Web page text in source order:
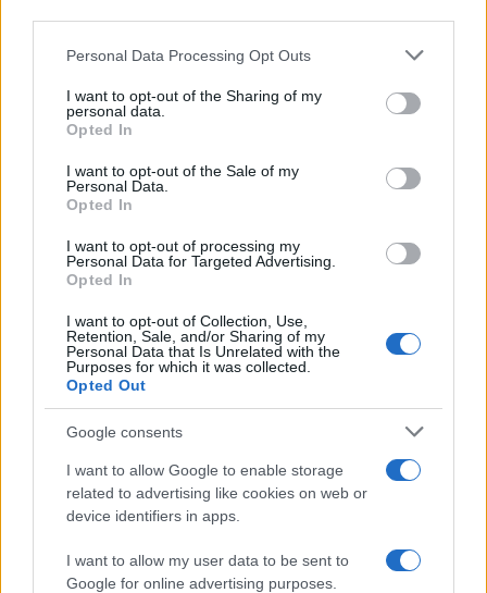
Please note that this website/app uses one or more Google
not limited to your visit or usage behaviour. You may click to
grant or deny consent to Google and its third-party tags to
use your data for below specified purposes in below Google
consent section.
Personal Data Processing Opt Outs
I want to opt-out of the Sharing of my
personal data.
Opted In
I want to opt-out of the Sale of my
Personal Data.
Opted In
I want to opt-out of processing my
Personal Data for Targeted Advertising.
Opted In
I want to opt-out of Collection, Use,
Retention, Sale, and/or Sharing of my
Personal Data that Is Unrelated with the
Purposes for which it was collected.
Opted Out
Google consents
I want to allow Google to enable storage
related to advertising like cookies on web or
device identifiers in apps.
I want to allow my user data to be sent to
Google for online advertising purposes.
estão enfrentando uma reação adversa à medida que a
popularidade das criptomoedas aumenta
preventivamente as etapas necessárias para cumprir todos
os requisitos e ser capaz de oferecer serviços globalmente.
Giorgia Stromeo